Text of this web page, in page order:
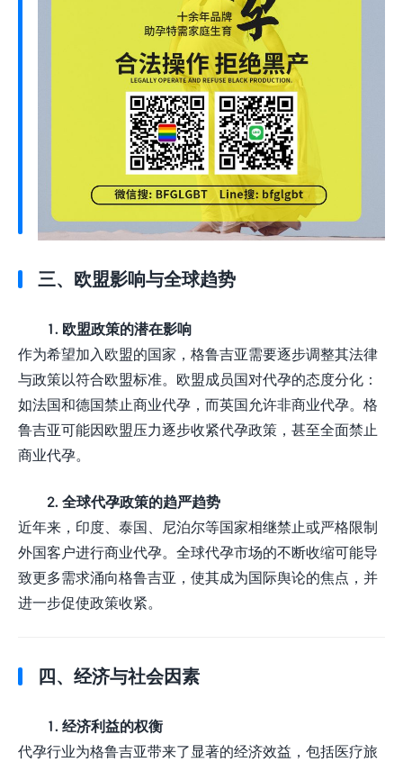
三、欧盟影响与全球趋势
1. 欧盟政策的潜在影响
作为希望加入欧盟的国家，格鲁吉亚需要逐步调整其法律
与政策以符合欧盟标准。欧盟成员国对代孕的态度分化：
如法国和德国禁止商业代孕，而英国允许非商业代孕。格
鲁吉亚可能因欧盟压力逐步收紧代孕政策，甚至全面禁止
商业代孕。
2. 全球代孕政策的趋严趋势
近年来，印度、泰国、尼泊尔等国家相继禁止或严格限制
外国客户进行商业代孕。全球代孕市场的不断收缩可能导
致更多需求涌向格鲁吉亚，使其成为国际舆论的焦点，并
进一步促使政策收紧。
四、经济与社会因素
1. 经济利益的权衡
代孕行业为格鲁吉亚带来了显著的经济效益，包括医疗旅